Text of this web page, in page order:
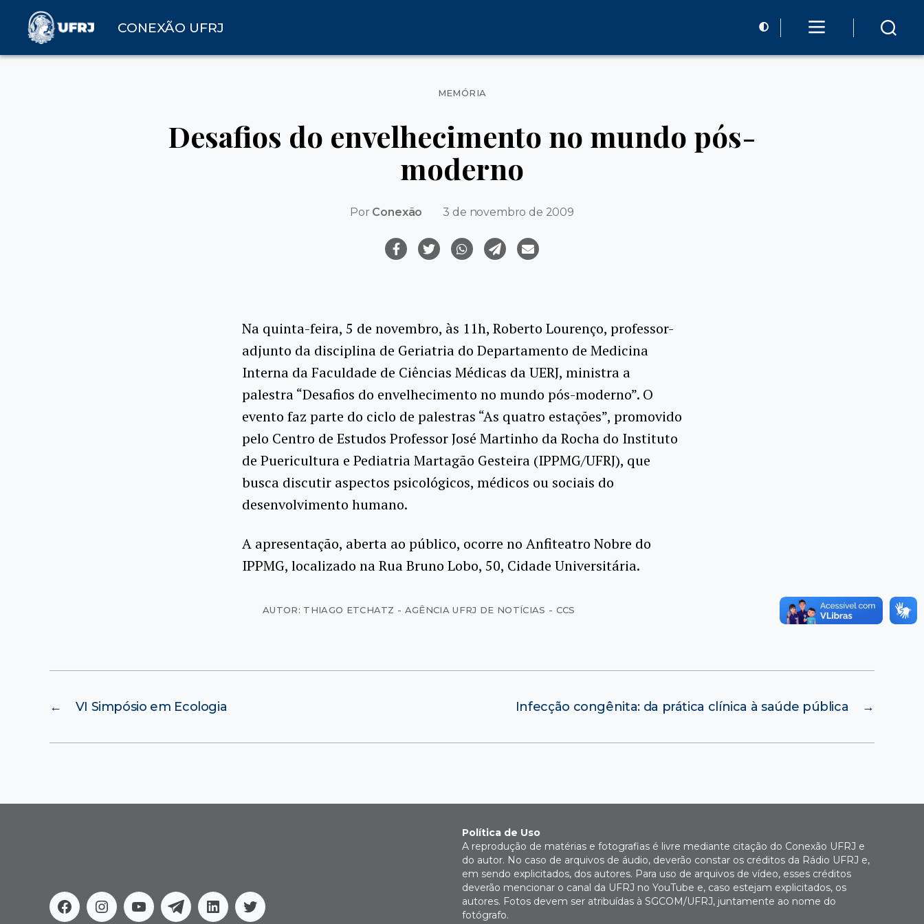
CONEXÃO UFRJ
Categorias
MEMÓRIA
Desafios do envelhecimento no mundo pós-
moderno
Por Conexão 3 de novembro de 2009
Na quinta-feira, 5 de novembro, às 11h, Roberto Lourenço, professor-
adjunto da disciplina de Geriatria do Departamento de Medicina
Interna da Faculdade de Ciências Médicas da UERJ, ministra a
palestra “Desafios do envelhecimento no mundo pós-moderno”. O
evento faz parte do ciclo de palestras “As quatro estações”, promovido
pelo Centro de Estudos Professor José Martinho da Rocha do Instituto
de Puericultura e Pediatria Martagão Gesteira (IPPMG/UFRJ), que
busca discutir aspectos psicológicos, médicos ou sociais do
desenvolvimento humano.
A apresentação, aberta ao público, ocorre no Anfiteatro Nobre do
IPPMG, localizado na Rua Bruno Lobo, 50, Cidade Universitária.
AUTOR: THIAGO ETCHATZ - AGÊNCIA UFRJ DE NOTÍCIAS - CCS
← VI Simpósio em Ecologia →
Infecção congênita: da prática clínica à saúde pública
FacebookInstagram
YoutubeTelegramLinkedinTwitter
Política de Uso
A reprodução de matérias e fotografias é livre mediante citação do Conexão UFRJ e
do autor. No caso de arquivos de áudio, deverão constar os créditos da Rádio UFRJ e,
em sendo explicitados, dos autores. Para uso de arquivos de vídeo, esses créditos
deverão mencionar o canal da UFRJ no YouTube e, caso estejam explicitados, os
autores. Fotos devem ser atribuídas à SGCOM/UFRJ, juntamente ao nome do
fotógrafo.